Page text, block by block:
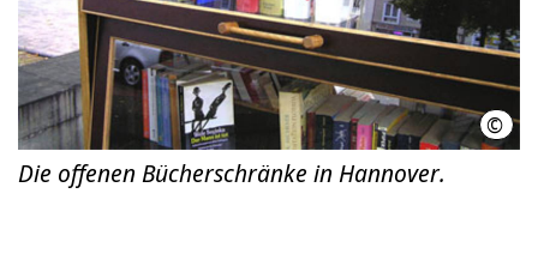
©
Die offenen Bücherschränke in Hannover.